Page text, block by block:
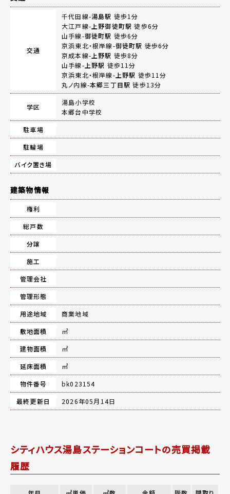
交通
千代田線-湯島駅 徒歩1分
大江戸線- 上野御徒町駅 徒歩6分
山手線-御徒町駅 徒歩6分
京浜東北・根岸線-御徒町駅 徒歩6分
京成本線- 上野駅 徒歩8分
山手線- 上野駅 徒歩11分
京浜東北・根岸線- 上野駅 徒歩11分
丸ノ内線-本郷三丁目駅 徒歩13分
学区
湯島小学校
本郷台中学校
駐車場
駐輪場
バイク置き場
建築物情報
権利
総戸数
分譲
施工
管理会社
管理形態
用途地域
商業地域
敷地面積
㎡
建物面積
㎡
延床面積
㎡
物件番号
bk023154
最終更新日
2026年05月14日
シティハウス湯島ステーションコートの売買掲載
履歴